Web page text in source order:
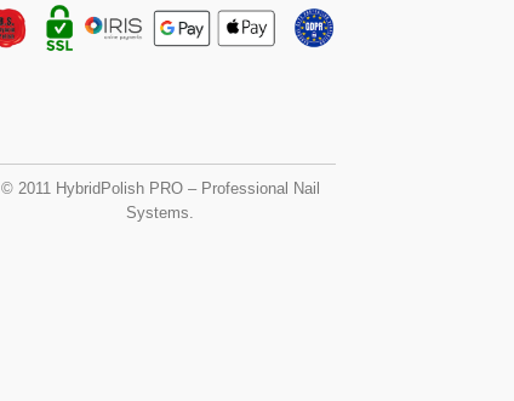
© 2011 HybridPolish PRO – Professional Nail
Systems.